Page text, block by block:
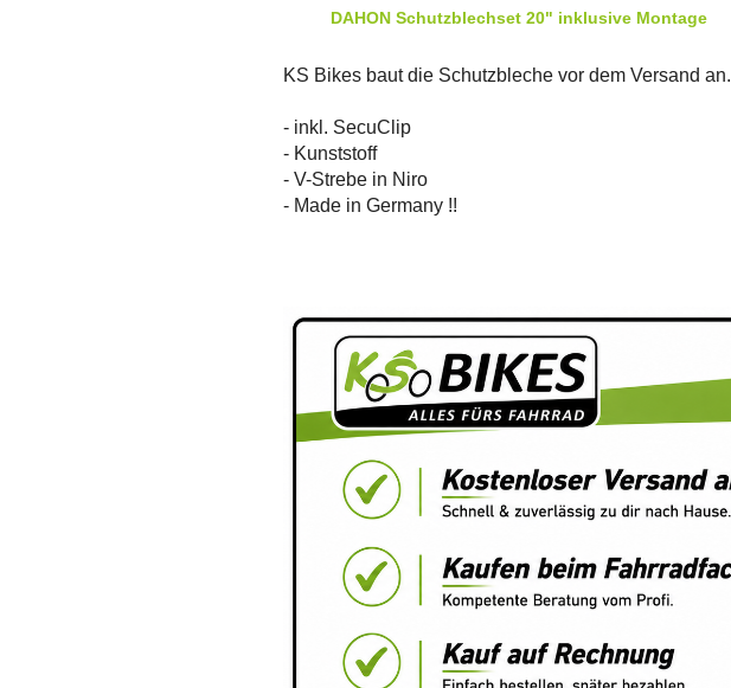
DAHON Schutzblechset 20" inklusive Montage
KS Bikes baut die Schutzbleche vor dem Versand an.
- inkl. SecuClip
- Kunststoff
- V-Strebe in Niro
- Made in Germany !!